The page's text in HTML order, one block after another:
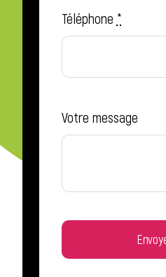
Téléphone *
Votre message